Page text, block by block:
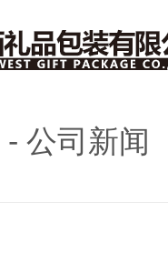
公司新闻